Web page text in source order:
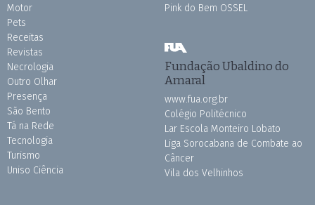
Motor
Pets
Receitas
Revistas
Necrologia
Outro Olhar
Presença
São Bento
Tá na Rede
Tecnologia
Turismo
Uniso Ciência
Pink do Bem OSSEL
Fundação Ubaldino do
Amaral
www.fua.org.br
Colégio Politécnico
Lar Escola Monteiro Lobato
Liga Sorocabana de Combate ao
Câncer
Vila dos Velhinhos